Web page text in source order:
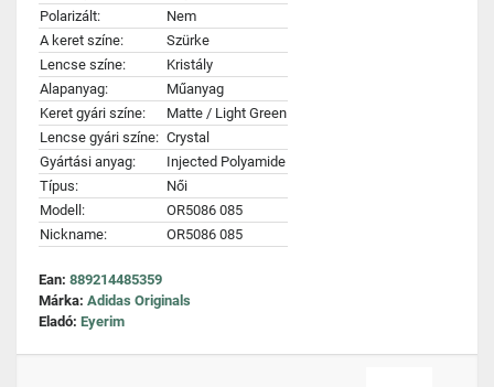
Polarizált:
Nem
A keret színe:
Szürke
Lencse színe:
Kristály
Alapanyag:
Műanyag
Keret gyári színe:
Matte / Light Green
Lencse gyári színe: Crystal
Gyártási anyag:
Injected Polyamide
Típus:
Női
Modell:
OR5086 085
Nickname:
OR5086 085
Ean: 889214485359
Márka: Adidas Originals
Eladó: Eyerim